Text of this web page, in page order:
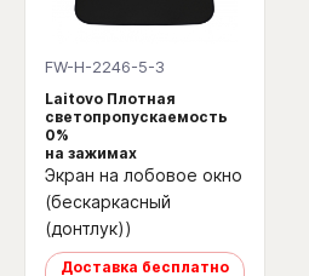
FW-H-2246-5-3
Laitovo Плотная
светопропускаемость
0%
на зажимах
Экран на лобовое окно
(бескаркасный
(донтлук))
Доставка бесплатно